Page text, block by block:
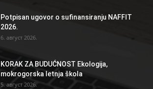
Potpisan ugovor o sufinansiranju NAFFIT
2026.
6. август 2026.
KORAK ZA BUDUĆNOST Ekologija,
mokrogorska letnja škola
5. август 2026.